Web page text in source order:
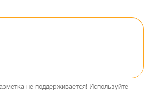
Yokohama Ice Guard iG60 245/40 R19 98Q XL
tireland.com.ua.
не поддерживается! Используйте